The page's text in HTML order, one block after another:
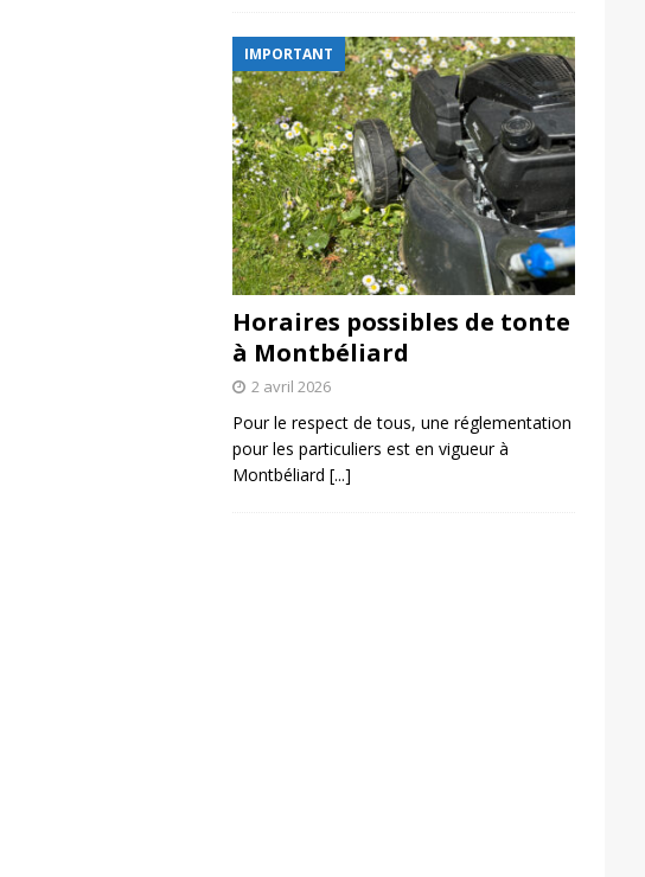
IMPORTANT
Horaires possibles de tonte
à Montbéliard
2 avril 2026
Pour le respect de tous, une réglementation
pour les particuliers est en vigueur à
Montbéliard [...]